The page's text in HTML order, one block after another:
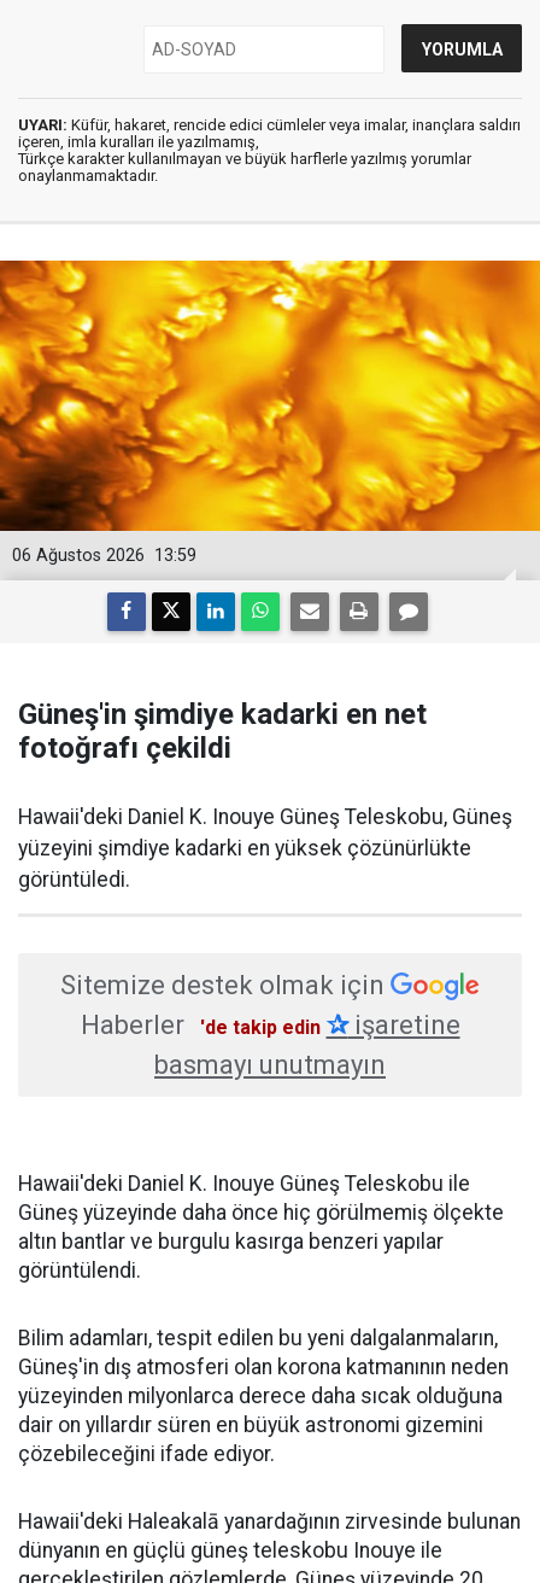
UYARI: Küfür, hakaret, rencide edici cümleler veya imalar, inançlara saldırı
içeren, imla kuralları ile yazılmamış,
Türkçe karakter kullanılmayan ve büyük harflerle yazılmış yorumlar
onaylanmamaktadır.
13:59
06 Ağustos 2026
Güneş'in şimdiye kadarki en net
fotoğrafı çekildi
Hawaii'deki Daniel K. Inouye Güneş Teleskobu, Güneş
yüzeyini şimdiye kadarki en yüksek çözünürlükte
görüntüledi.
Sitemize destek olmak için
Haberler
'de takip edin ✰işaretine
basmayı unutmayın
Hawaii'deki Daniel K. Inouye Güneş Teleskobu ile
Güneş yüzeyinde daha önce hiç görülmemiş ölçekte
altın bantlar ve burgulu kasırga benzeri yapılar
görüntülendi.
Bilim adamları, tespit edilen bu yeni dalgalanmaların,
Güneş'in dış atmosferi olan korona katmanının neden
yüzeyinden milyonlarca derece daha sıcak olduğuna
dair on yıllardır süren en büyük astronomi gizemini
çözebileceğini ifade ediyor.
Hawaii'deki Haleakalā yanardağının zirvesinde bulunan
dünyanın en güçlü güneş teleskobu Inouye ile